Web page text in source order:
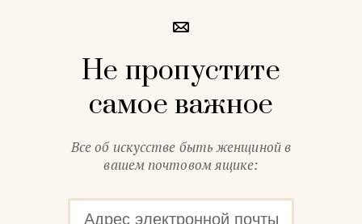
Не пропустите
самое важное
Все об искусстве быть женщиной в
вашем почтовом ящике: